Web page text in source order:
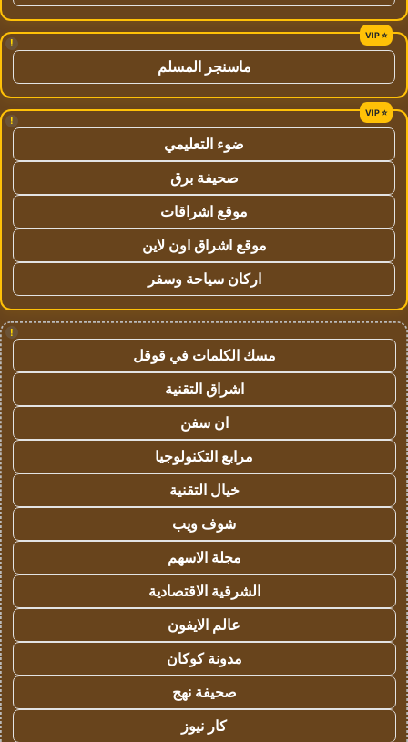
!
ماسنجر المسلم
!
ضوء التعليمي
صحيفة برق
موقع اشراقات
موقع اشراق اون لاين
اركان سياحة وسفر
!
مسك الكلمات في قوقل
اشراق التقنية
ان سفن
مرابع التكنولوجيا
خيال التقنية
شوف ويب
مجلة الاسهم
الشرقية الاقتصادية
عالم الايفون
مدونة كوكان
صحيفة نهج
كار نيوز